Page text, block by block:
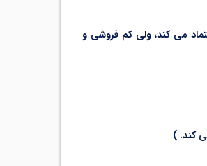
می کند، ولی کم فروشی و
کند. )